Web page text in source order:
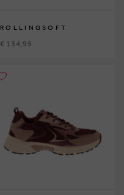
ROLLINGSOFT
€ 134,95